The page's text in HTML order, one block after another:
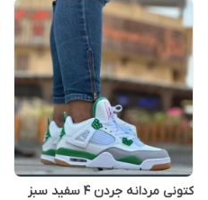
کتونی مردانه جردن 4 سفید سبز